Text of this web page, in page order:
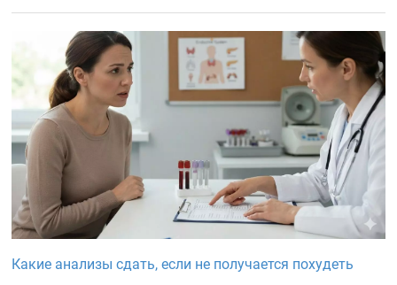
Какие анализы сдать, если не получается похудеть